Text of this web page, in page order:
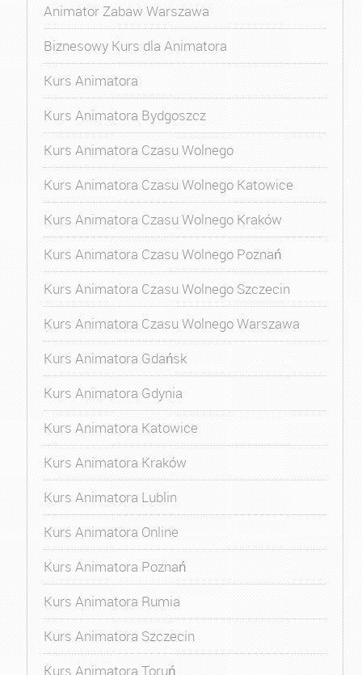
Animator Zabaw Warszawa
Biznesowy Kurs dla Animatora
Kurs Animatora
Kurs Animatora Bydgoszcz
Kurs Animatora Czasu Wolnego
Kurs Animatora Czasu Wolnego Katowice
Kurs Animatora Czasu Wolnego Kraków
Kurs Animatora Czasu Wolnego Poznań
Kurs Animatora Czasu Wolnego Szczecin
Kurs Animatora Czasu Wolnego Warszawa
Kurs Animatora Gdańsk
Kurs Animatora Gdynia
Kurs Animatora Katowice
Kurs Animatora Kraków
Kurs Animatora Lublin
Kurs Animatora Online
Kurs Animatora Poznań
Kurs Animatora Rumia
Kurs Animatora Szczecin
Kurs Animatora Toruń